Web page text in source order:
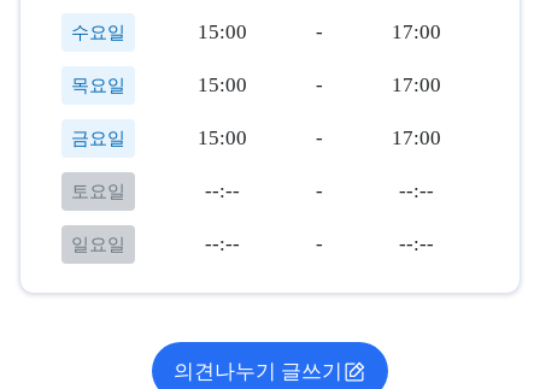
수요일 15:00 - 17:00
목요일 15:00 - 17:00
금요일 15:00 - 17:00
토요일 --:-- - --:--
일요일 --:-- - --:--
의견나누기 글쓰기